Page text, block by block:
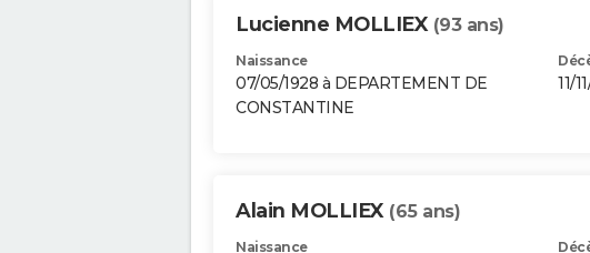
Lucienne MOLLIEX (93 ans)
Naissance
07/05/1928 à DEPARTEMENT DE
CONSTANTINE
11/
Alain MOLLIEX (65 ans)
Naissance